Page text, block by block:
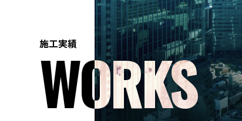
施工実績
WORKS